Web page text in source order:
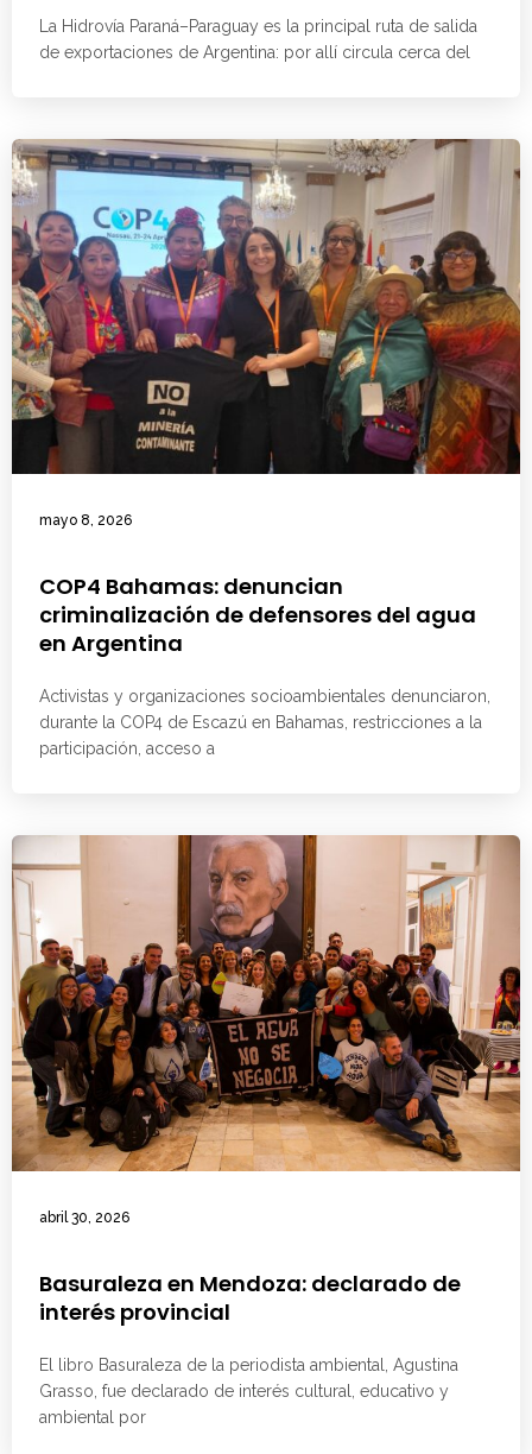
La Hidrovía Paraná–Paraguay es la principal ruta de salida
de exportaciones de Argentina: por allí circula cerca del
mayo 8, 2026
COP4 Bahamas: denuncian
criminalización de defensores del agua
en Argentina
Activistas y organizaciones socioambientales denunciaron,
durante la COP4 de Escazú en Bahamas, restricciones a la
participación, acceso a
abril 30, 2026
Basuraleza en Mendoza: declarado de
interés provincial
El libro Basuraleza de la periodista ambiental, Agustina
Grasso, fue declarado de interés cultural, educativo y
ambiental por